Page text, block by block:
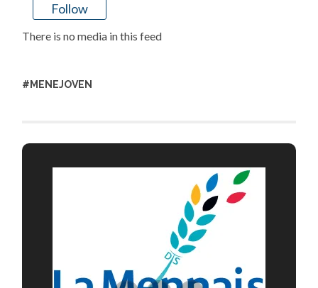
Follow
There is no media in this feed
#MENEJOVEN